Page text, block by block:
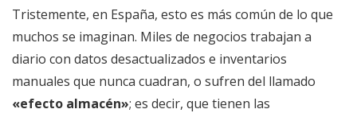
Tristemente, en España, esto es más común de lo que
muchos se imaginan. Miles de negocios trabajan a
diario con datos desactualizados e inventarios
manuales que nunca cuadran, o sufren del llamado
«efecto almacén»; es decir, que tienen las